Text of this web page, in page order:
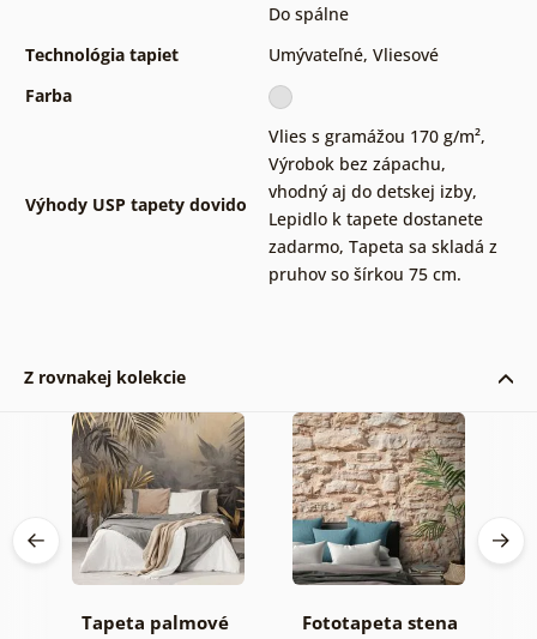
Do spálne
Technológia tapiet
Umývateľné, Vliesové
Farba
Výhody USP tapety dovido
Vlies s gramážou 170 g/m²,
Výrobok bez zápachu,
vhodný aj do detskej izby,
Lepidlo k tapete dostanete
zadarmo, Tapeta sa skladá z
pruhov so šírkou 75 cm.
Z rovnakej kolekcie
Tapeta palmové
Fototapeta stena